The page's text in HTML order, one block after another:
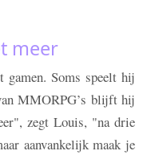
meer
Soms speelt hij
MMORPG’s blijft hij
zegt Louis, "na drie
aanvankelijk maak je